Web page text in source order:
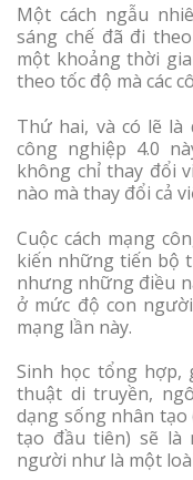
Một cách ngẫu
sáng chế đã đi
một khoảng thời
theo tốc độ mà các
Thứ hai, và có lẽ là
công nghiệp 4.0
không chỉ thay đổi
nào mà thay đổi cả
Cuộc cách mạng
kiến những tiến bộ
nhưng những điều
ở mức độ con
mạng lần này.
Sinh học tổng hợp,
thuật di truyền,
dạng sống nhân
tạo đầu tiên) sẽ là
người như là một